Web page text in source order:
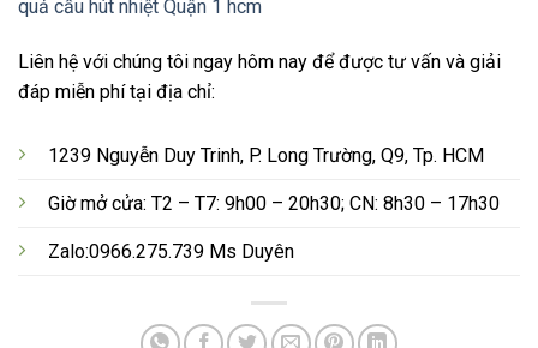
quả cầu hút nhiệt Quận 1 hcm
Liên hệ với chúng tôi ngay hôm nay để được tư vấn và giải
đáp miễn phí tại địa chỉ:
1239 Nguyễn Duy Trinh, P. Long Trường, Q9, Tp. HCM
Giờ mở cửa: T2 – T7: 9h00 – 20h30; CN: 8h30 – 17h30
Zalo:0966.275.739 Ms Duyên